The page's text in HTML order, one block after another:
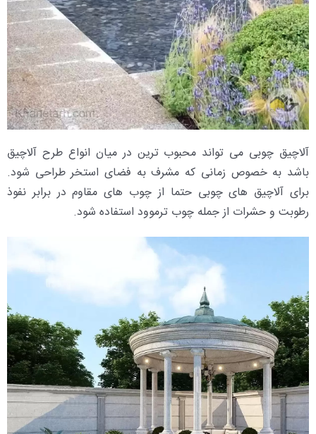
آلاچیق چوبی می تواند محبوب ترین در میان انواع طرح آلاچیق
باشد به خصوص زمانی که مشرف به فضای استخر طراحی شود.
برای آلاچیق های چوبی حتما از چوب های مقاوم در برابر نفوذ
رطوبت و حشرات از جمله چوب ترموود استفاده شود.